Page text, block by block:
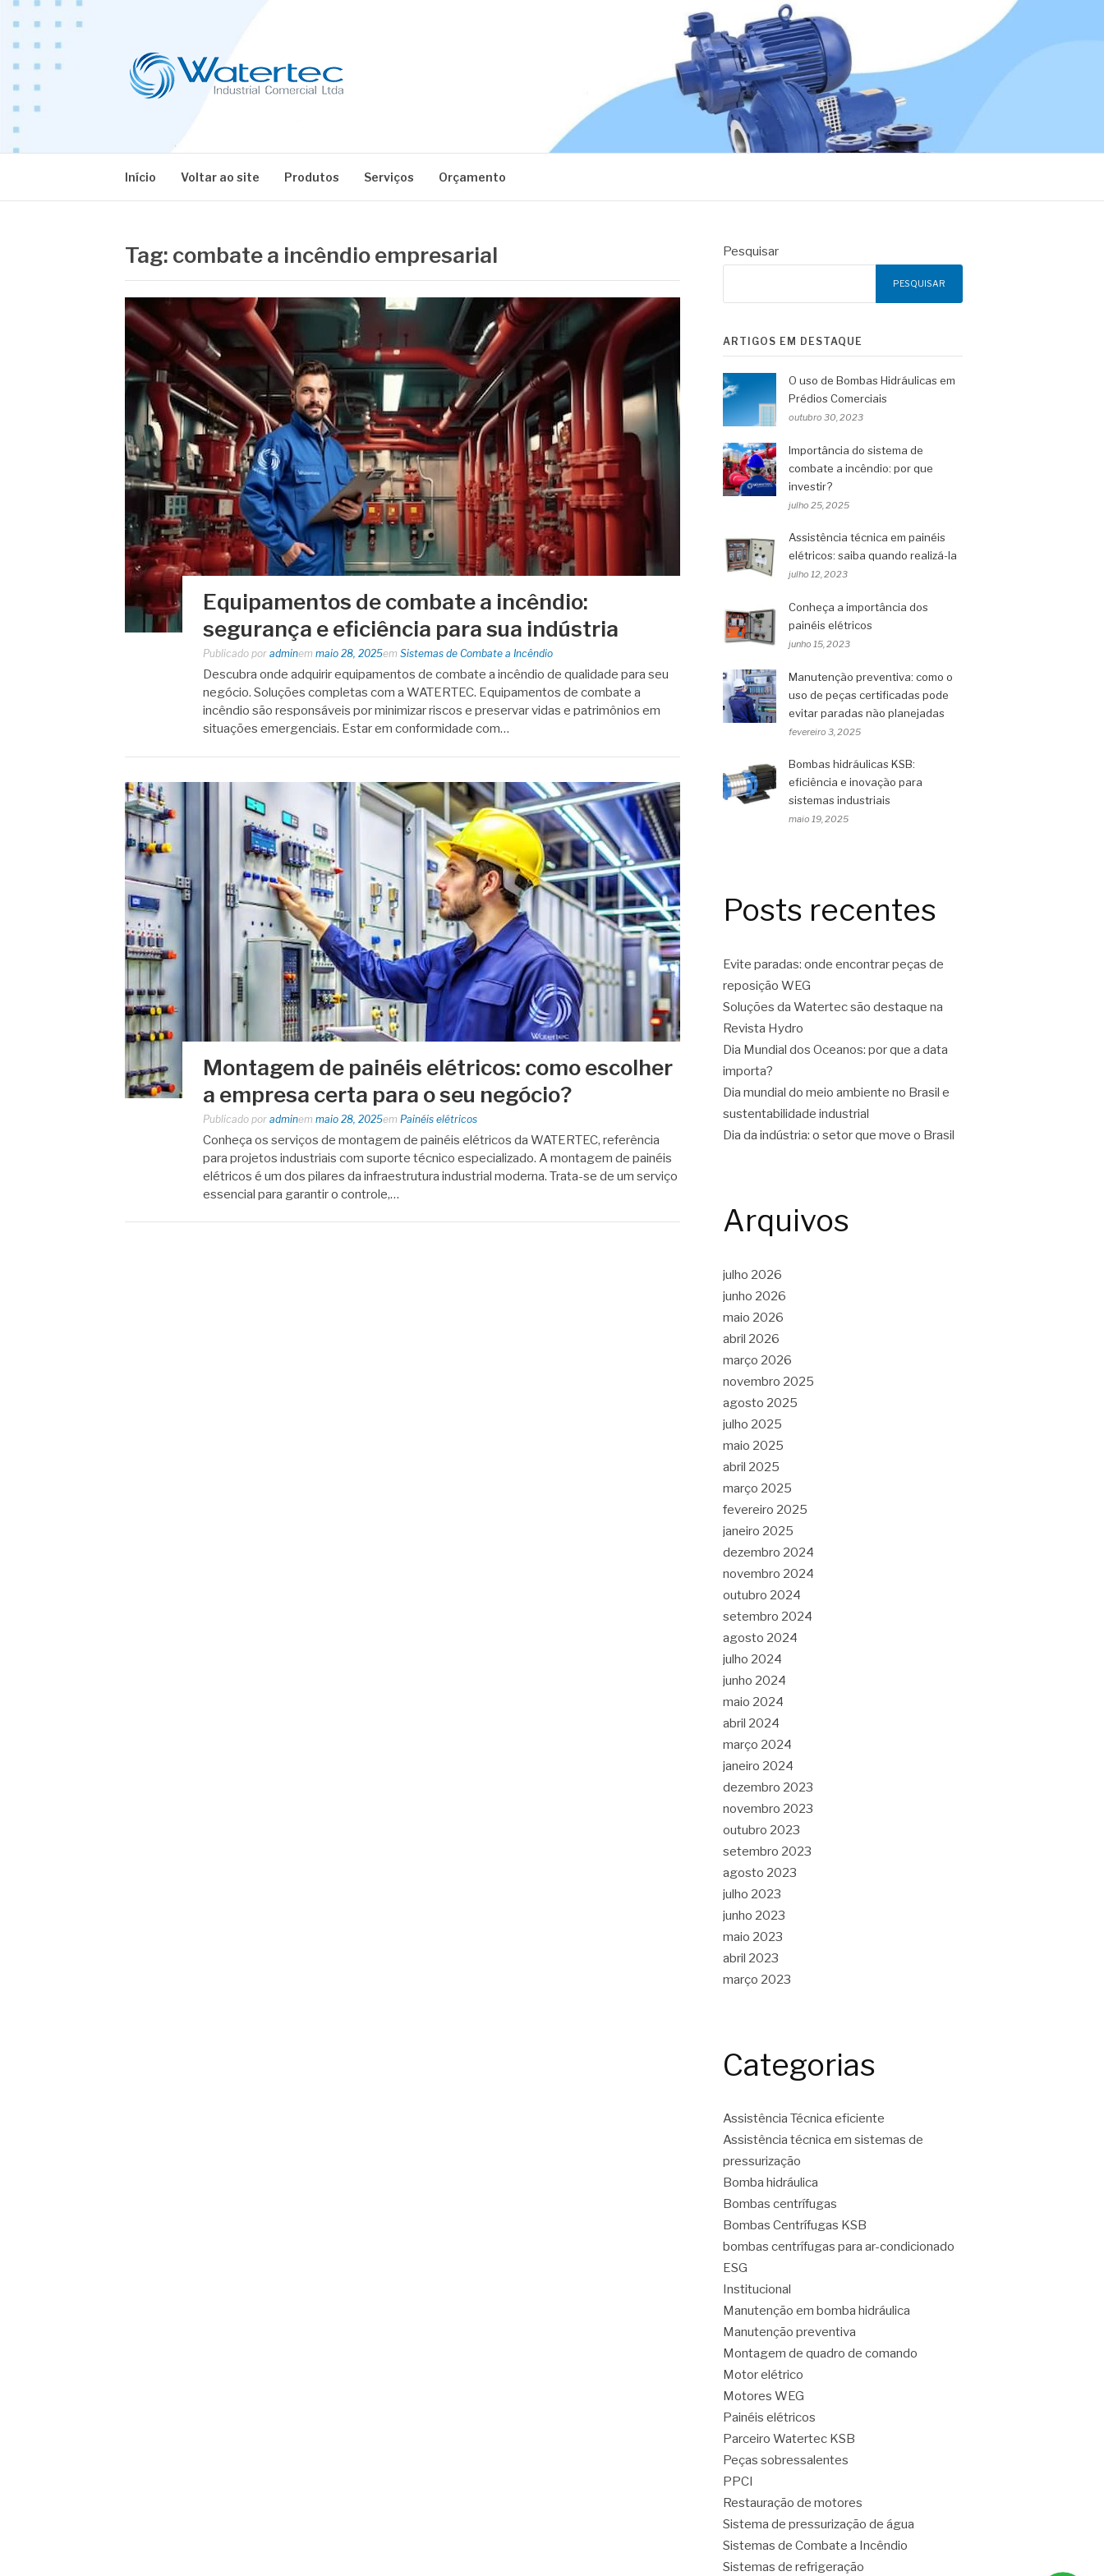
Pular
para
conteúdo
Início Voltar ao site Produtos Serviços Orçamento
Tag: combate a incêndio empresarial
Equipamentos de combate a incêndio:
segurança e eficiência para sua indústria
Publicado por adminem maio 28, 2025em Sistemas de Combate a Incêndio
Descubra onde adquirir equipamentos de combate a incêndio de qualidade para seu
negócio. Soluções completas com a WATERTEC. Equipamentos de combate a
incêndio são responsáveis por minimizar riscos e preservar vidas e patrimônios em
situações emergenciais. Estar em conformidade com…
Montagem de painéis elétricos: como escolher
a empresa certa para o seu negócio?
Publicado por adminem maio 28, 2025em Painéis elétricos
Conheça os serviços de montagem de painéis elétricos da WATERTEC, referência
para projetos industriais com suporte técnico especializado. A montagem de painéis
elétricos é um dos pilares da infraestrutura industrial moderna. Trata-se de um serviço
essencial para garantir o controle,…
Pesquisar
PESQUISAR
ARTIGOS EM DESTAQUE
O uso de Bombas Hidráulicas em
Prédios Comerciais
outubro 30, 2023
Importância do sistema de
combate a incêndio: por que
investir?
julho 25, 2025
Assistência técnica em painéis
elétricos: saiba quando realizá-la
julho 12, 2023
Conheça a importância dos
painéis elétricos
junho 15, 2023
Manutenção preventiva: como o
uso de peças certificadas pode
evitar paradas não planejadas
fevereiro 3, 2025
Bombas hidráulicas KSB:
eficiência e inovação para
sistemas industriais
maio 19, 2025
Posts recentes
Evite paradas: onde encontrar peças de
reposição WEG
Soluções da Watertec são destaque na
Revista Hydro
Dia Mundial dos Oceanos: por que a data
importa?
Dia mundial do meio ambiente no Brasil e
sustentabilidade industrial
Dia da indústria: o setor que move o Brasil
Arquivos
julho 2026
junho 2026
maio 2026
abril 2026
março 2026
novembro 2025
agosto 2025
julho 2025
maio 2025
abril 2025
março 2025
fevereiro 2025
janeiro 2025
dezembro 2024
novembro 2024
outubro 2024
setembro 2024
agosto 2024
julho 2024
junho 2024
maio 2024
abril 2024
março 2024
janeiro 2024
dezembro 2023
novembro 2023
outubro 2023
setembro 2023
agosto 2023
julho 2023
junho 2023
maio 2023
abril 2023
março 2023
Categorias
Assistência Técnica eficiente
Assistência técnica em sistemas de
pressurização
Bomba hidráulica
Bombas centrífugas
Bombas Centrífugas KSB
bombas centrífugas para ar-condicionado
ESG
Institucional
Manutenção em bomba hidráulica
Manutenção preventiva
Montagem de quadro de comando
Motor elétrico
Motores WEG
Painéis elétricos
Parceiro Watertec KSB
Peças sobressalentes
PPCI
Restauração de motores
Sistema de pressurização de água
Sistemas de Combate a Incêndio
Sistemas de refrigeração